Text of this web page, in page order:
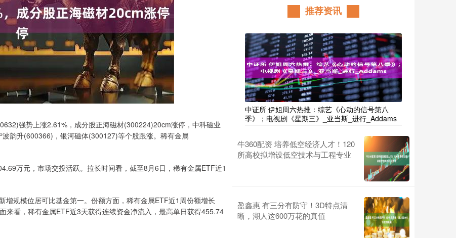
强势上涨2.61%，成分股正海磁材(300224)20cm涨停，中科磁业
韵升(600366)，银河磁体(300127)等个股跟涨。稀有金属
万元，市场交投活跃。拉长时间看，截至8月6日，稀有金属ETF近1
规模位居可比基金第一。份额方面，稀有金属ETF近1周份额增长
来看，稀有金属ETF近3天获得连续资金净流入，最高单日获得455.74
推荐资讯
中证所 伊姐周六热推：综艺《心动的信号第八
季》；电视剧《星期三》_亚当斯_进行_Addams
牛360配资 培养低空经济人才！120
所高校拟增设低空技术与工程专业
盈鑫惠 有三分有防守！3D特点清
晰，湖人这600万花的真值